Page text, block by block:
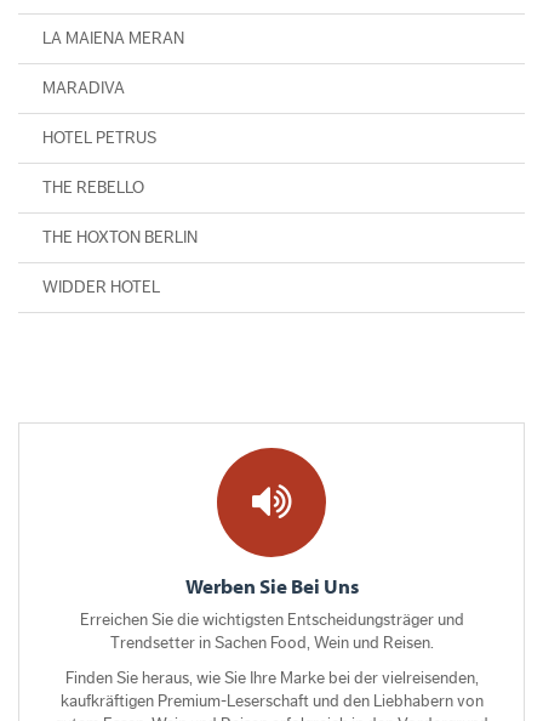
LA MAIENA MERAN
MARADIVA
HOTEL PETRUS
THE REBELLO
THE HOXTON BERLIN
WIDDER HOTEL
Werben Sie Bei Uns
Erreichen Sie die wichtigsten Entscheidungsträger und
Trendsetter in Sachen Food, Wein und Reisen.
Finden Sie heraus, wie Sie Ihre Marke bei der vielreisenden,
kaufkräftigen Premium-Leserschaft und den Liebhabern von